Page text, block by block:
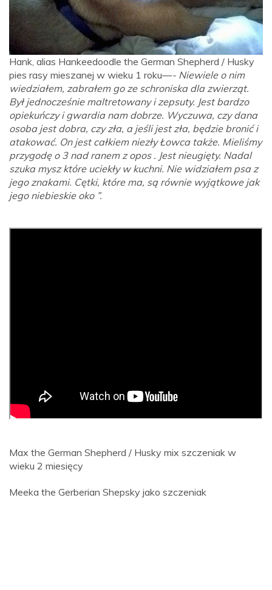
Hank, alias Hankeedoodle the German Shepherd / Husky
pies rasy mieszanej w wieku 1 roku—- Niewiele o nim
wiedziałem, zabrałem go ze schroniska dla zwierząt.
Był jednocześnie maltretowany i zepsuty. Jest bardzo
opiekuńczy i gwardia nam dobrze. Wyczuwa, czy dana
osoba jest dobra, czy zła, a jeśli jest zła, będzie bronić i
atakować. On jest całkiem niezły Łowca także. Mieliśmy
przygodę o 3 nad ranem z opos . Jest nieugięty. Nadal
szuka mysz które uciekły w kuchni. Nie widziałem psa z
jego znakami. Cętki, które ma, są równie wyjątkowe jak
jego niebieskie oko ”.
Max the German Shepherd / Husky mix szczeniak w
wieku 2 miesięcy
Meeka the Gerberian Shepsky jako szczeniak